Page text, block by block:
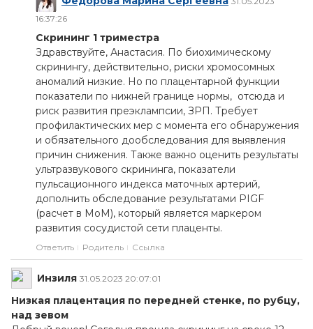
16:37:26
Скрининг 1 триместра
Здравствуйте, Анастасия. По биохимическому
скринингу, действительно, риски хромосомных
аномалий низкие. Но по плацентарной функции
показатели по нижней границе нормы, отсюда и
риск развития преэклампсии, ЗРП. Требует
профилактических мер с момента его обнаружения
и обязательного дообследования для выявления
причин снижения. Также важно оценить результаты
ультразвукового скрининга, показатели
пульсационного индекса маточных артерий,
дополнить обследование результатами PIGF
(расчет в МоМ), который является маркером
развития сосудистой сети плаценты.
Ответить Родитель Ссылка
Инзиля 31.05.2023 20:07:01
Низкая плацентация по передней стенке, по рубцу,
над зевом